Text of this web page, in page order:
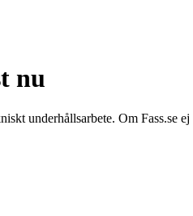
nu
underhållsarbete. Om Fass.se